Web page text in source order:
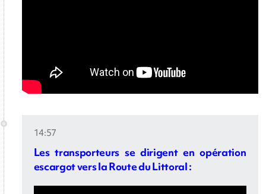
14:57
Les transporteurs se dirigent en opération
escargot vers la Route du Littoral :